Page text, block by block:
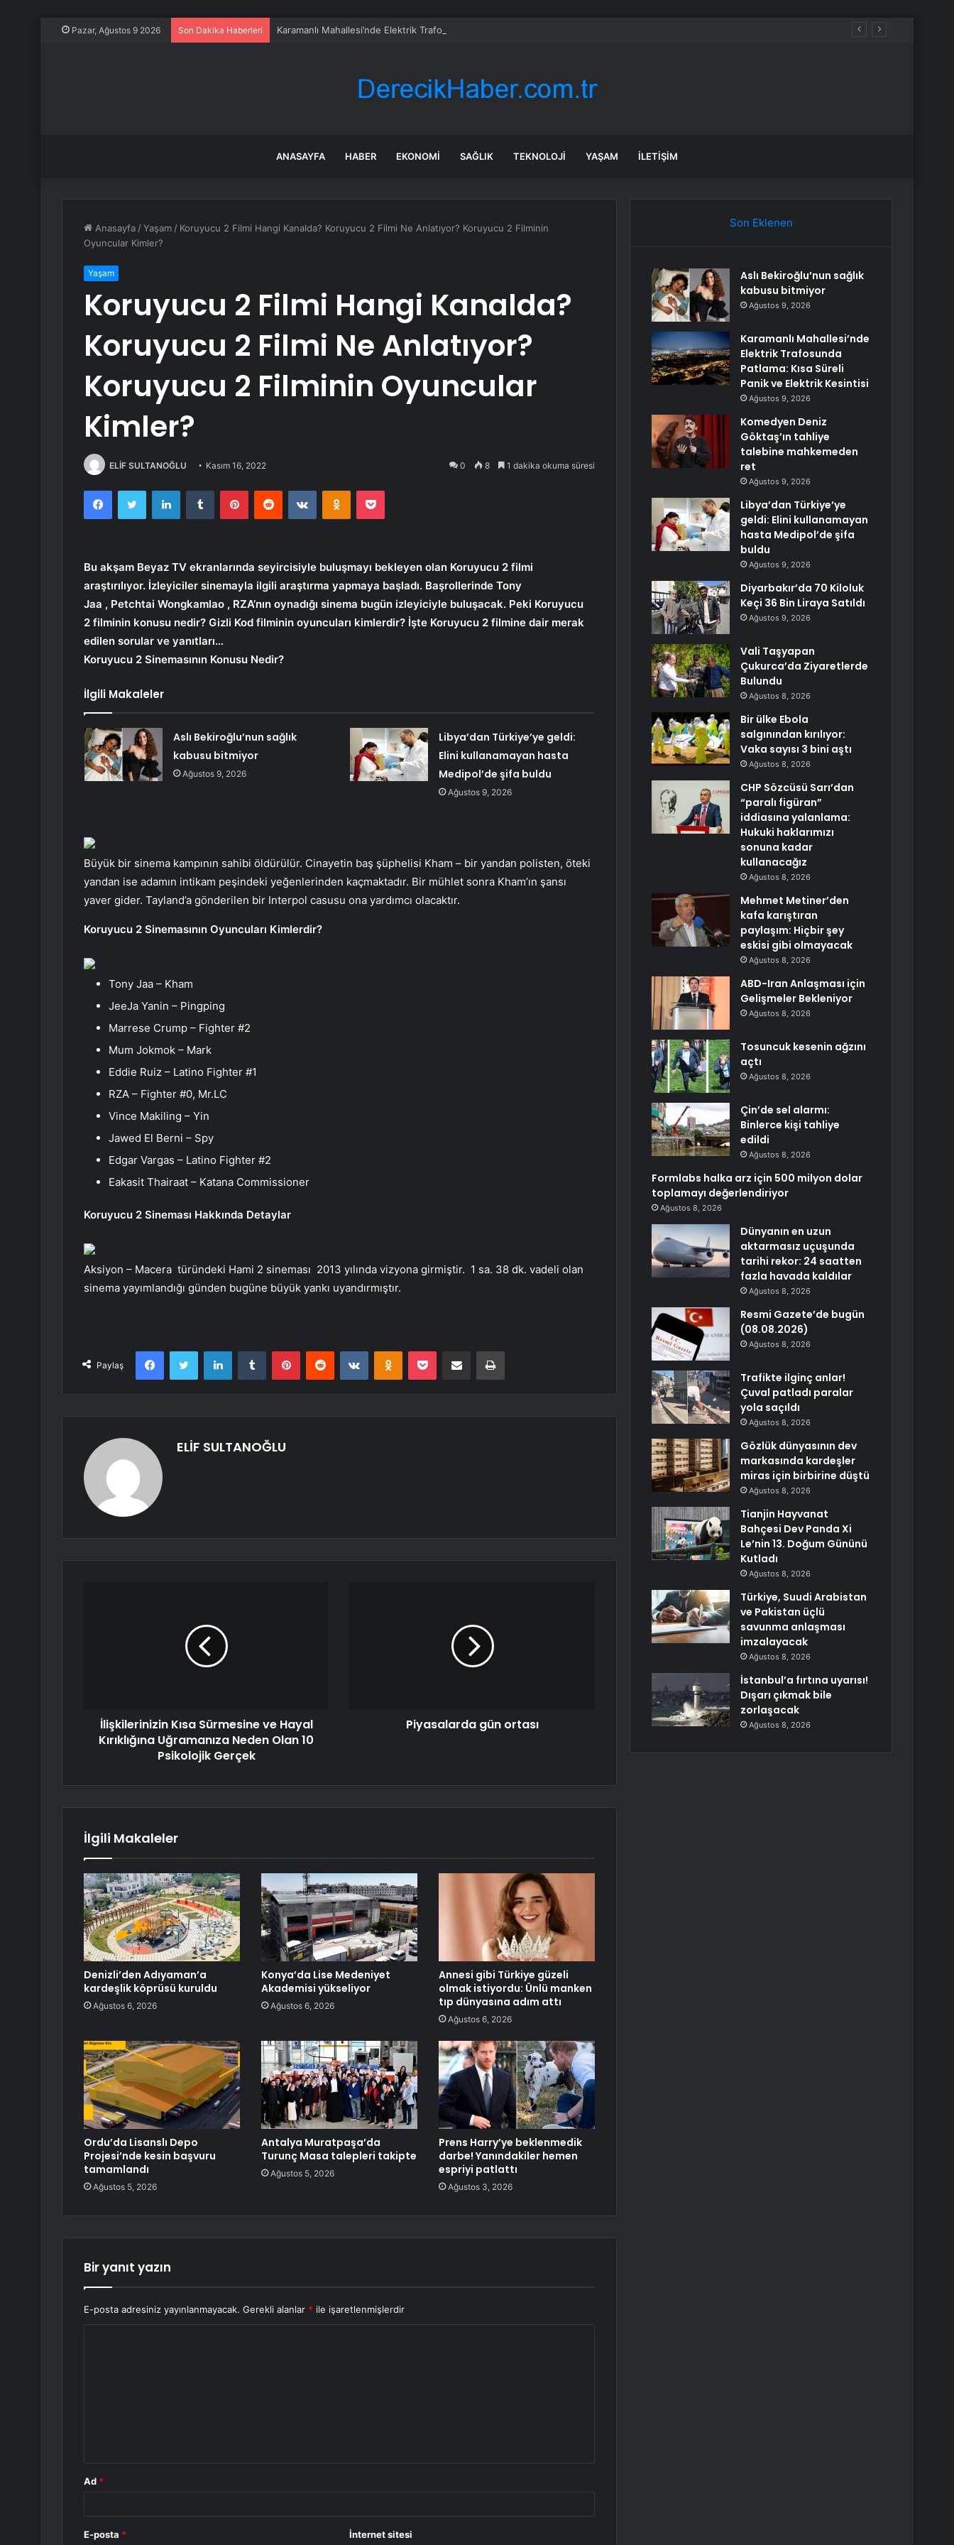
Pazar, Ağustos 9 2026 Son Dakika Haberleri Karamanlı Mahallesi’nde Elektrik Trafosunda Patlama: Kısa Süreli Panik ve Elektrik Kesintisi
ANASAYFA HABER EKONOMI SAĞLIK TEKNOLOJI YAŞAM İLETIŞIM
Anasayfa /Yaşam / Koruyucu 2 Filmi Hangi Kanalda? Koruyucu 2 Filmi Ne Anlatıyor? Koruyucu 2 Filminin
Oyuncular Kimler?
Yaşam
Koruyucu 2 Filmi Hangi Kanalda?
Koruyucu 2 Filmi Ne Anlatıyor?
Koruyucu 2 Filminin Oyuncular
Kimler?
ELİF SULTANOĞLU Kasım 16, 2022 0 8 1 dakika okuma süresi
FacebookTwitter LinkedInTumblr PinterestReddit VKontakteOdnoklassniki
Pocket
Bu akşam Beyaz TV ekranlarında seyircisiyle buluşmayı bekleyen olan Koruyucu 2 filmi
araştırılıyor. İzleyiciler sinemayla ilgili araştırma yapmaya başladı. Başrollerinde Tony
Jaa , Petchtai Wongkamlao , RZA’nın oynadığı sinema bugün izleyiciyle buluşacak. Peki Koruyucu
2 filminin konusu nedir? Gizli Kod filminin oyuncuları kimlerdir? İşte Koruyucu 2 filmine dair merak
edilen sorular ve yanıtları…
Koruyucu 2 Sinemasının Konusu Nedir?
İlgili Makaleler
Aslı Bekiroğlu’nun sağlık
kabusu bitmiyor
Ağustos 9, 2026
Libya’dan Türkiye’ye geldi:
Elini kullanamayan hasta
Medipol’de şifa buldu
Ağustos 9, 2026
Büyük bir sinema kampının sahibi öldürülür. Cinayetin baş şüphelisi Kham – bir yandan polisten, öteki
yandan ise adamın intikam peşindeki yeğenlerinden kaçmaktadır. Bir mühlet sonra Kham’ın şansı
yaver gider. Tayland’a gönderilen bir Interpol casusu ona yardımcı olacaktır.
Koruyucu 2 Sinemasının Oyuncuları Kimlerdir?
Tony Jaa – Kham
JeeJa Yanin – Pingping
Marrese Crump – Fighter #2
Mum Jokmok – Mark
Eddie Ruiz – Latino Fighter #1
RZA – Fighter #0, Mr.LC
Vince Makiling – Yin
Jawed El Berni – Spy
Edgar Vargas – Latino Fighter #2
Eakasit Thairaat – Katana Commissioner
Koruyucu 2 Sineması Hakkında Detaylar
Aksiyon – Macera türündeki Hami 2 sineması 2013 yılında vizyona girmiştir. 1 sa. 38 dk. vadeli olan
sinema yayımlandığı günden bugüne büyük yankı uyandırmıştır.
Paylaş
FacebookTwitter LinkedInTumblr PinterestReddit VKontakteOdnoklassniki
Pocket E-Posta ile paylaş Yazdır
ELİF SULTANOĞLU
İlişkilerinizin Kısa Sürmesine ve Hayal
Kırıklığına Uğramanıza Neden Olan 10
Psikolojik Gerçek
Piyasalarda gün ortası
İlgili Makaleler
Denizli’den Adıyaman’a
kardeşlik köprüsü kuruldu
Ağustos 6, 2026
Konya’da Lise Medeniyet
Akademisi yükseliyor
Ağustos 6, 2026
Annesi gibi Türkiye güzeli
olmak istiyordu: Ünlü manken
tıp dünyasına adım attı
Ağustos 6, 2026
Ordu’da Lisanslı Depo
Projesi’nde kesin başvuru
tamamlandı
Ağustos 5, 2026
Antalya Muratpaşa’da
Turunç Masa talepleri takipte
Ağustos 5, 2026
Prens Harry’ye beklenmedik
darbe! Yanındakiler hemen
espriyi patlattı
Ağustos 3, 2026
Bir yanıt yazın
E-posta adresiniz yayınlanmayacak. Gerekli alanlar * ile işaretlenmişlerdir
Ad *
E-posta * İnternet sitesi
Son Eklenen
Aslı Bekiroğlu’nun sağlık
kabusu bitmiyor
Ağustos 9, 2026
Karamanlı Mahallesi’nde
Elektrik Trafosunda
Patlama: Kısa Süreli
Panik ve Elektrik Kesintisi
Ağustos 9, 2026
Komedyen Deniz
Göktaş’ın tahliye
talebine mahkemeden
ret
Ağustos 9, 2026
Libya’dan Türkiye’ye
geldi: Elini kullanamayan
hasta Medipol’de şifa
buldu
Ağustos 9, 2026
Diyarbakır’da 70 Kiloluk
Keçi 36 Bin Liraya Satıldı
Ağustos 9, 2026
Vali Taşyapan
Çukurca’da Ziyaretlerde
Bulundu
Ağustos 8, 2026
Bir ülke Ebola
salgınından kırılıyor:
Vaka sayısı 3 bini aştı
Ağustos 8, 2026
CHP Sözcüsü Sarı’dan
“paralı figüran”
iddiasına yalanlama:
Hukuki haklarımızı
sonuna kadar
kullanacağız
Ağustos 8, 2026
Mehmet Metiner’den
kafa karıştıran
paylaşım: Hiçbir şey
eskisi gibi olmayacak
Ağustos 8, 2026
ABD-Iran Anlaşması için
Gelişmeler Bekleniyor
Ağustos 8, 2026
Tosuncuk kesenin ağzını
açtı
Ağustos 8, 2026
Çin’de sel alarmı:
Binlerce kişi tahliye
edildi
Ağustos 8, 2026
Formlabs halka arz için 500 milyon dolar
toplamayı değerlendiriyor
Ağustos 8, 2026
Dünyanın en uzun
aktarmasız uçuşunda
tarihi rekor: 24 saatten
fazla havada kaldılar
Ağustos 8, 2026
Resmi Gazete’de bugün
(08.08.2026)
Ağustos 8, 2026
Trafikte ilginç anlar!
Çuval patladı paralar
yola saçıldı
Ağustos 8, 2026
Gözlük dünyasının dev
markasında kardeşler
miras için birbirine düştü
Ağustos 8, 2026
Tianjin Hayvanat
Bahçesi Dev Panda Xi
Le’nin 13. Doğum Gününü
Kutladı
Ağustos 8, 2026
Türkiye, Suudi Arabistan
ve Pakistan üçlü
savunma anlaşması
imzalayacak
Ağustos 8, 2026
İstanbul’a fırtına uyarısı!
Dışarı çıkmak bile
zorlaşacak
Ağustos 8, 2026